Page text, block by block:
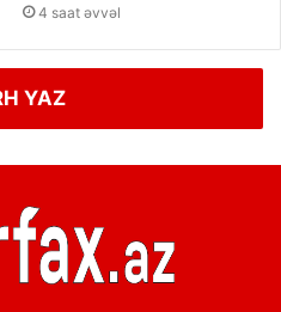
4 saat əvvəl
YAZ